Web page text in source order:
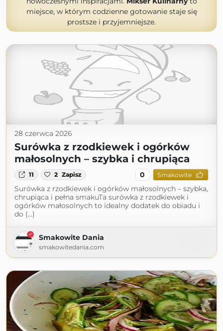
miejsce, w którym codzienne gotowanie staje się
prostsze i przyjemniejsze.
28 czerwca 2026
Surówka z rzodkiewek i ogórków
małosolnych – szybka i chrupiąca
11 2 Zapisz 0 Smakowite
Surówka z rzodkiewek i ogórków małosolnych – szybka,
chrupiąca i pełna smakuTa surówka z rzodkiewek i
ogórków małosolnych to idealny dodatek do obiadu i
do (...)
Smakowite Dania
smakowitedania.com